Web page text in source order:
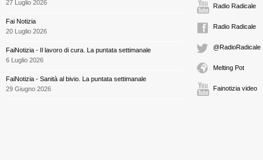
27 Luglio 2026
Fai Notizia
20 Luglio 2026
FaiNotizia - Il lavoro di cura. La puntata settimanale
6 Luglio 2026
FaiNotizia - Sanità al bivio. La puntata settimanale
29 Giugno 2026
Radio Radicale
Radio Radicale
@RadioRadicale
Melting Pot
Fainotizia video